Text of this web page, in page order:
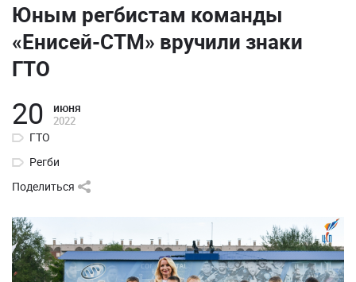
Юным регбистам команды
«Енисей-СТМ» вручили знаки
ГТО
20 июня
2022
ГТО
Регби
Поделиться